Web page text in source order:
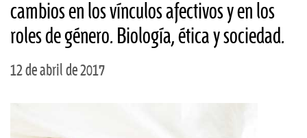
cambios en los vínculos afectivos y en los
roles de género. Biología, ética y sociedad.
12 de abril de 2017